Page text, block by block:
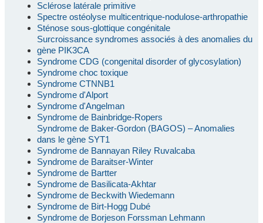
Sclérose latérale primitive
Spectre ostéolyse multicentrique-nodulose-arthropathie
Sténose sous-glottique congénitale
Surcroissance syndromes associés à des anomalies du
gène PIK3CA
Syndrome CDG (congenital disorder of glycosylation)
Syndrome choc toxique
Syndrome CTNNB1
Syndrome d'Alport
Syndrome d'Angelman
Syndrome de Bainbridge-Ropers
Syndrome de Baker-Gordon (BAGOS) – Anomalies
dans le gène SYT1
Syndrome de Bannayan Riley Ruvalcaba
Syndrome de Baraitser-Winter
Syndrome de Bartter
Syndrome de Basilicata-Akhtar
Syndrome de Beckwith Wiedemann
Syndrome de Birt-Hogg Dubé
Syndrome de Borjeson Forssman Lehmann